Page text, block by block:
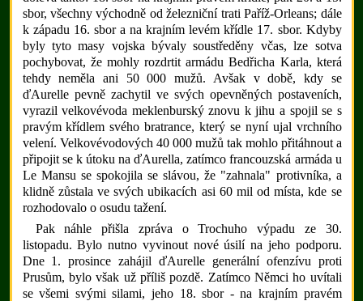
sbor, všechny východně od železniční trati Paříž-Orleans; dále
k západu 16. sbor a na krajním levém křídle 17. sbor. Kdyby
byly tyto masy vojska bývaly soustředěny včas, lze sotva
pochybovat, že mohly rozdrtit armádu Bedřicha Karla, která
tehdy neměla ani 50 000 mužů. Avšak v době, kdy se
ďAurelle pevně zachytil ve svých opevněných postaveních,
vyrazil velkovévoda meklenburský znovu k jihu a spojil se s
pravým křídlem svého bratrance, který se nyní ujal vrchního
velení. Velkovévodových 40 000 mužů tak mohlo přitáhnout a
připojit se k útoku na ďAurella, zatímco francouzská armáda u
Le Mansu se spokojila se slávou, že "zahnala" protivníka, a
klidně zůstala ve svých ubikacích asi 60 mil od místa, kde se
rozhodovalo o osudu tažení.
Pak náhle přišla zpráva o Trochuho výpadu ze 30.
listopadu. Bylo nutno vyvinout nové úsilí na jeho podporu.
Dne 1. prosince zahájil ďAurelle generální ofenzívu proti
Prusům, bylo však už příliš pozdě. Zatímco Němci ho uvítali
se všemi svými silami, jeho 18. sbor - na krajním pravém